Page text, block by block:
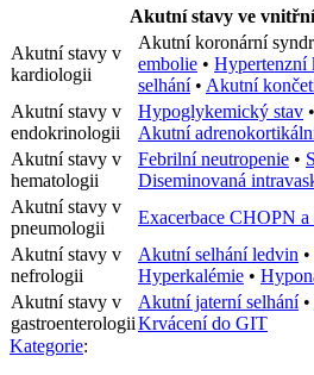
Akutní stavy ve
Akutní stavy v
kardiologii
Akutní koronární
embolie • Hypertenzní
selhání• Akutní
Akutní stavy v
endokrinologii
Hypoglykemický stav •
Akutní
Akutní stavy v
hematologii
Febrilní neutropenie •
Diseminovaná
Akutní stavy v
pneumologii
Exacerbace CHOPN a
Akutní stavy v
nefrologii
Akutní selhání ledvin •
Hyperkalémie •
Akutní stavy v
gastroenterologii
Akutní jaterní selhání•
Krvácení do GIT
Kategorie: